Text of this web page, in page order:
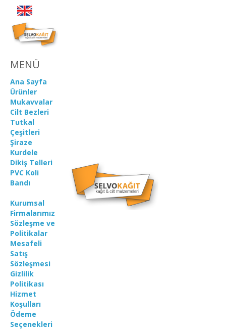
MENÜ
Ana Sayfa
Ürünler
Mukavvalar
Cilt Bezleri
Tutkal
Çeşitleri
Şiraze
Kurdele
Dikiş Telleri
PVC Koli
Bandı
Kurumsal
Firmalarımız
Sözleşme ve
Politikalar
Mesafeli
Satış
Sözleşmesi
Gizlilik
Politikası
Hizmet
Koşulları
Ödeme
Seçenekleri